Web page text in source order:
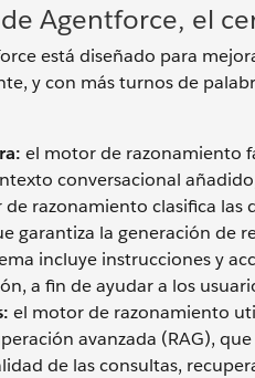
Agentforce, el
está diseñado para
y con más turnos de
el motor de razonamiento
conversacional
razonamiento clasifica las
garantiza la generación de
incluye instrucciones y
a fin de ayudar a los
el motor de razonamiento
avanzada (RAG),
de las consultas,